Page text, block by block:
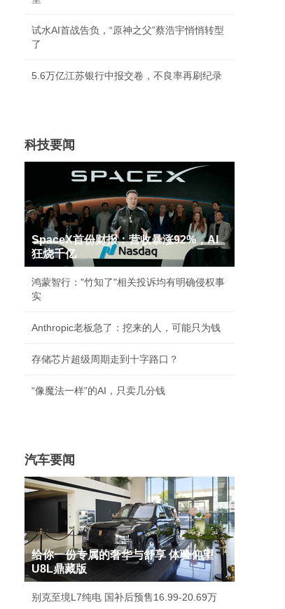
试水AI首战告负，“原神之父”蔡浩宇悄悄转型
了
5.6万亿江苏银行中报交卷，不良率再刷纪录
科技要闻
SpaceX首份财报：营收暴涨92%，AI
狂烧千亿
鸿蒙智行："竹知了"相关投诉均有明确侵权事
实
Anthropic老板急了：挖来的人，可能只为钱
存储芯片超级周期走到十字路口？
“像魔法一样”的AI，只卖几分钱
汽车要闻
给你一份专属的奢华与舒享 体验仰望
U8L鼎藏版
别克至境L7纯电 国补后预售16.99-20.69万